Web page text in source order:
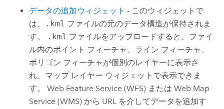
データの追加ウィジェット - このウィジェットで
は、
.kml ファイルの元のデータ構造が保持されま
す。
.kml ファイルをアップロードすると、ファイ
ル内のポイント フィーチャ、ライン フィーチャ、
ポリゴン フィーチャが個別のレイヤーに表示さ
れ、マップ レイヤー ウィジェットで表示できま
す。 Web Feature Service (WFS) または Web Map
Service (WMS) から URL を介してデータを追加す